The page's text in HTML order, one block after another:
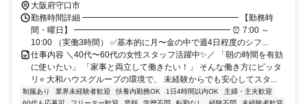
大阪府守口市
勤務時間詳細 ━━━━━━━━━━━━━━━━━━━ 【勤務時
間・曜日】 ━━━━━━━━━━━━━━━━━━━ ⏰ 7:00 ～
10:00 （実働3時間） ✅基本的に月〜金の中で週4日程度のシフ...
仕事内容 ＼40代〜60代の女性スタッフ活躍中✨／ 「朝の時間を有効
に使いたい」 「家事と両立して働きたい！」 そんな働き方にピッタ
リ⭐ 大和ハウスグループの環境で、 未経験からでも安心してスタ...
制服あり 業界未経験者歓迎 扶養内勤務OK 1日4時間以内OK
主婦・主夫歓迎